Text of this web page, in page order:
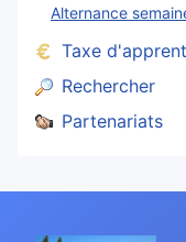
Alternance
Taxe
Rechercher
Partenariats